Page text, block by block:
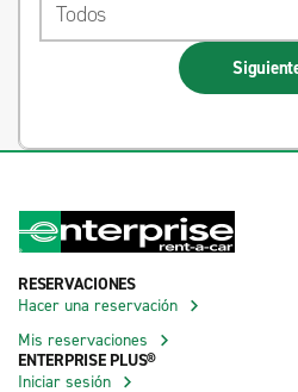
Todos
RESERVACIONES
Hacer una reservación
Mis reservaciones
ENTERPRISE PLUS®
Iniciar sesión